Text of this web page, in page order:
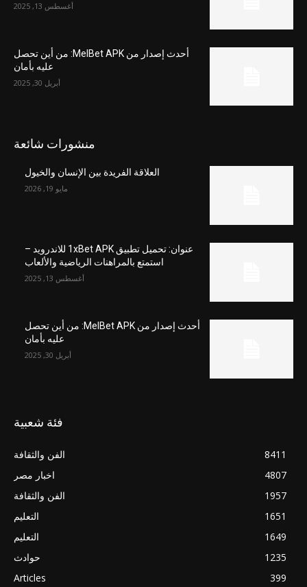
أغسطس 13, 2025
أحدث إصدار من MelBet APK: من أين تحصل
عليه بأمان
أبريل 30, 2025
منشورات شائعة
العلاقة الفريدة بين الإنسان والخيول
مايو 19, 2026
عنوان: تحميل تطبيق 1xBet APK للاندرويد –
استمتع بالمراهنات الرياضية والألعاب
أغسطس 13, 2025
أحدث إصدار من MelBet APK: من أين تحصل
عليه بأمان
أبريل 30, 2025
فئة شعبية
الفن والثقافة
8411
اخبار مصر
4807
الفن والثقافة
1957
التعليم
1651
التعليم
1649
حوادث
1235
Articles
399